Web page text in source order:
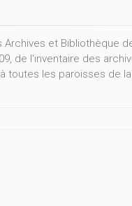
et Bibliothèque
de l'inventaire des
les paroisses de la